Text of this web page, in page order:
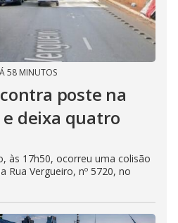
58 MINUTOS
poste na
deixa quatro
às 17h50, ocorreu uma colisão
Rua Vergueiro, nº 5720, no